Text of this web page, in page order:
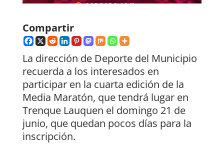
Compartir
La dirección de Deporte del Municipio
recuerda a los interesados en
participar en la cuarta edición de la
Media Maratón, que tendrá lugar en
Trenque Lauquen el domingo 21 de
junio, que quedan pocos días para la
inscripción.